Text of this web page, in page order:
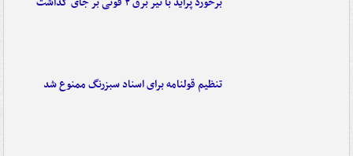
تنظیم قولنامه برای اسناد سبزرنگ ممنوع شد